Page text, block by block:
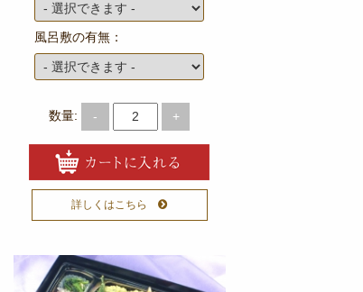
風呂敷の有無：
数量: - +
詳しくはこちら